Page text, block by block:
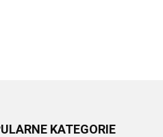
KATEGORIE